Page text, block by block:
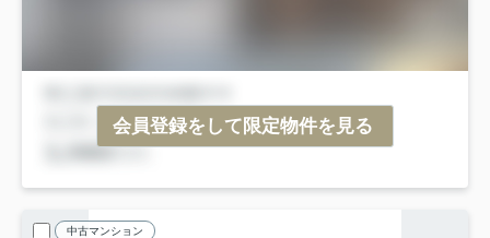
会員登録をして限定物件を見る
中古マンション